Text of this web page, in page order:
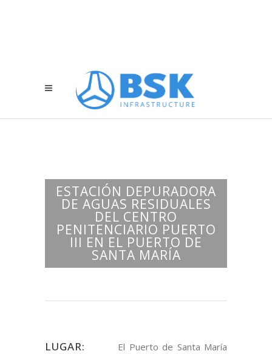
ESTACIÓN DEPURADORA
DE AGUAS RESIDUALES
DEL CENTRO
PENITENCIARIO PUERTO
III EN EL PUERTO DE
SANTA MARÍA
LUGAR:
El Puerto de Santa María